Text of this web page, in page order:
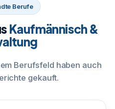
Berufe
Kaufmännisch &
Berufsfeld haben auch
gekauft.